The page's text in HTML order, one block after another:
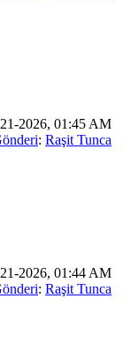
2026, 01:45 AM
: Raşit Tunca
2026, 01:44 AM
: Raşit Tunca